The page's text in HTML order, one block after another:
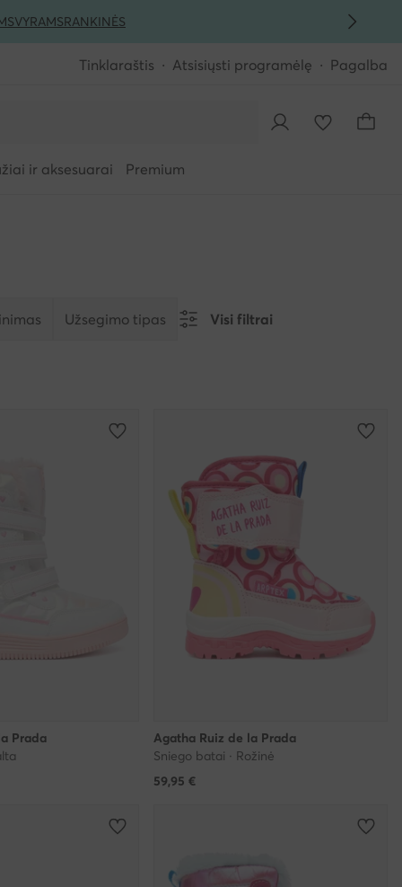
VYRAMSRANKINĖS
Tinklaraštis Atsisiųsti programėlę Pagalba
ir aksesuarai Premium
Užsegimo tipas Visi filtrai
Prada
Agatha Ruiz de la Prada
Sniego batai · Rožinė
59,95 €